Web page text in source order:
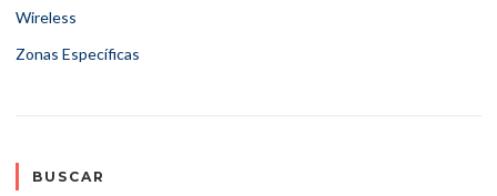
Wireless
Zonas Específicas
BUSCAR